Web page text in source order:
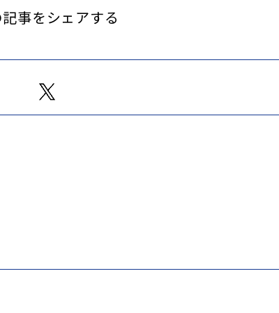
事をシェアする